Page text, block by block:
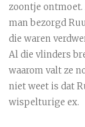
zoontje ontmoet.
man bezorgd
die waren
Al die vlinders
waarom valt ze
niet weet is dat
wispelturige ex.